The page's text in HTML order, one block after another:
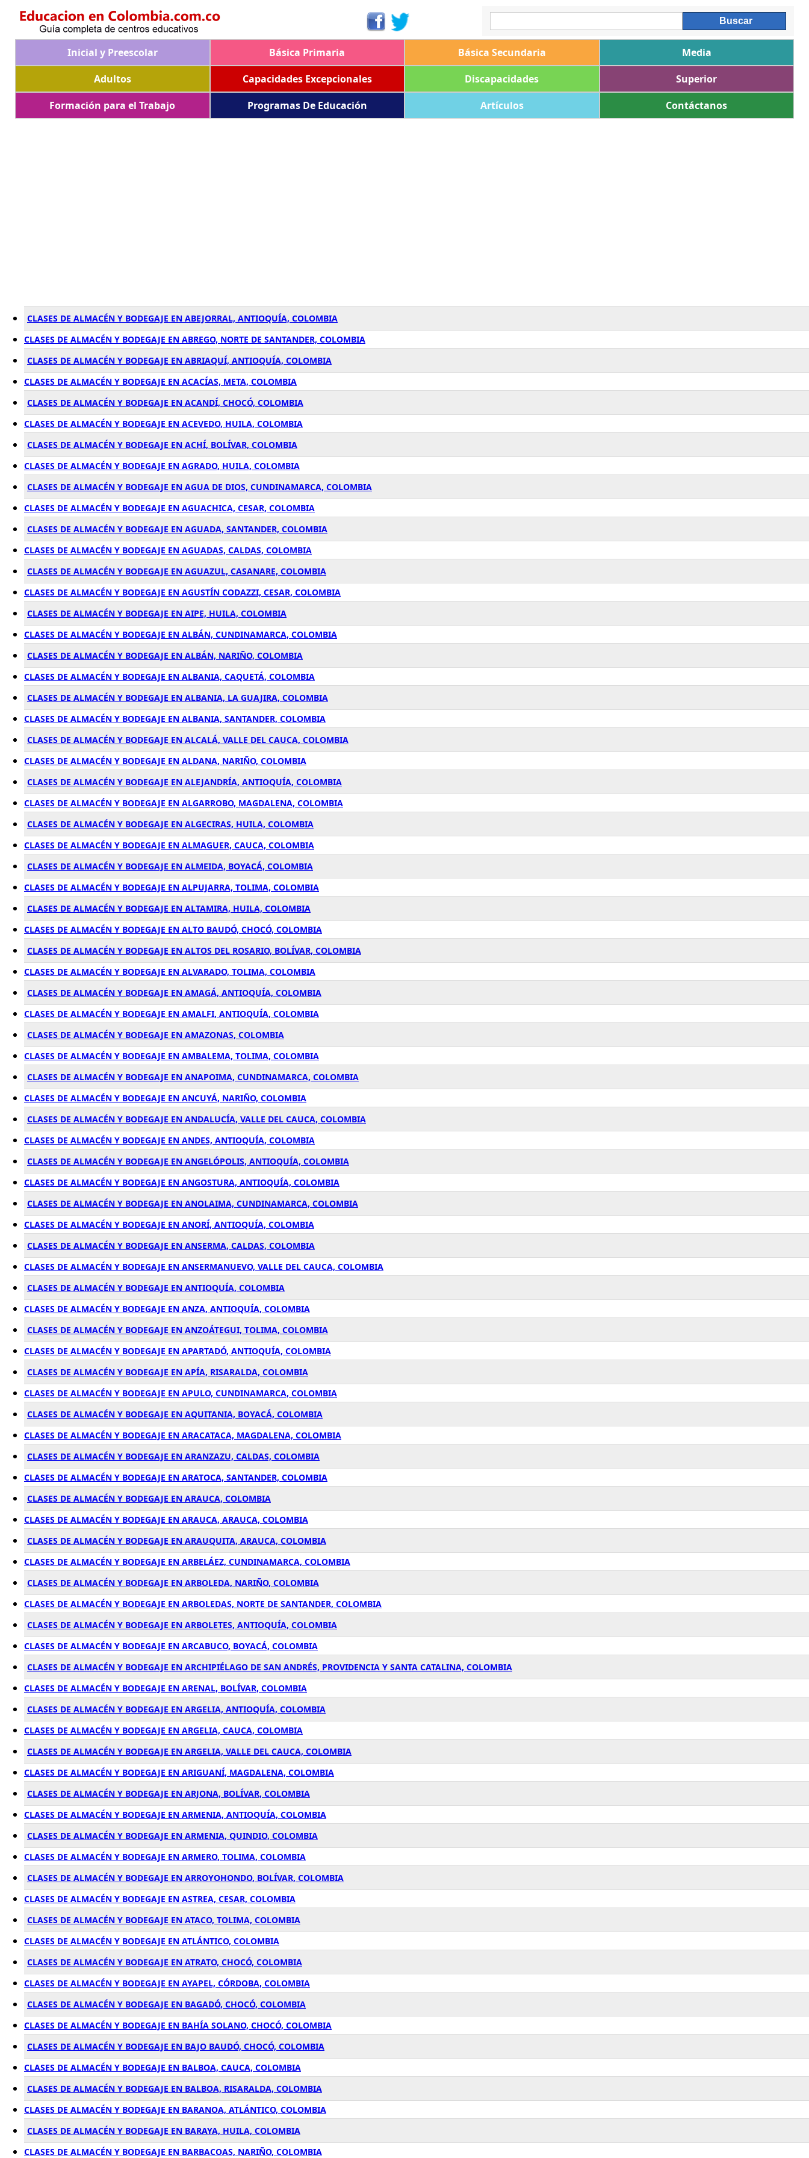
Inicial y Preescolar Básica Primaria Básica Secundaria
Media
Adultos
Capacidades Excepcionales Discapacidades
Superior
Formación para el Trabajo
Programas De Educación Artículos Contáctanos
CLASES DE ALMACÉN Y BODEGAJE EN ABEJORRAL, ANTIOQUÍA, COLOMBIA
CLASES DE ALMACÉN Y BODEGAJE EN ABREGO, NORTE DE SANTANDER, COLOMBIA
CLASES DE ALMACÉN Y BODEGAJE EN ABRIAQUÍ, ANTIOQUÍA, COLOMBIA
CLASES DE ALMACÉN Y BODEGAJE EN ACACÍAS, META, COLOMBIA
CLASES DE ALMACÉN Y BODEGAJE EN ACANDÍ, CHOCÓ, COLOMBIA
CLASES DE ALMACÉN Y BODEGAJE EN ACEVEDO, HUILA, COLOMBIA
CLASES DE ALMACÉN Y BODEGAJE EN ACHÍ, BOLÍVAR, COLOMBIA
CLASES DE ALMACÉN Y BODEGAJE EN AGRADO, HUILA, COLOMBIA
CLASES DE ALMACÉN Y BODEGAJE EN AGUA DE DIOS, CUNDINAMARCA, COLOMBIA
CLASES DE ALMACÉN Y BODEGAJE EN AGUACHICA, CESAR, COLOMBIA
CLASES DE ALMACÉN Y BODEGAJE EN AGUADA, SANTANDER, COLOMBIA
CLASES DE ALMACÉN Y BODEGAJE EN AGUADAS, CALDAS, COLOMBIA
CLASES DE ALMACÉN Y BODEGAJE EN AGUAZUL, CASANARE, COLOMBIA
CLASES DE ALMACÉN Y BODEGAJE EN AGUSTÍN CODAZZI, CESAR, COLOMBIA
CLASES DE ALMACÉN Y BODEGAJE EN AIPE, HUILA, COLOMBIA
CLASES DE ALMACÉN Y BODEGAJE EN ALBÁN, CUNDINAMARCA, COLOMBIA
CLASES DE ALMACÉN Y BODEGAJE EN ALBÁN, NARIÑO, COLOMBIA
CLASES DE ALMACÉN Y BODEGAJE EN ALBANIA, CAQUETÁ, COLOMBIA
CLASES DE ALMACÉN Y BODEGAJE EN ALBANIA, LA GUAJIRA, COLOMBIA
CLASES DE ALMACÉN Y BODEGAJE EN ALBANIA, SANTANDER, COLOMBIA
CLASES DE ALMACÉN Y BODEGAJE EN ALCALÁ, VALLE DEL CAUCA, COLOMBIA
CLASES DE ALMACÉN Y BODEGAJE EN ALDANA, NARIÑO, COLOMBIA
CLASES DE ALMACÉN Y BODEGAJE EN ALEJANDRÍA, ANTIOQUÍA, COLOMBIA
CLASES DE ALMACÉN Y BODEGAJE EN ALGARROBO, MAGDALENA, COLOMBIA
CLASES DE ALMACÉN Y BODEGAJE EN ALGECIRAS, HUILA, COLOMBIA
CLASES DE ALMACÉN Y BODEGAJE EN ALMAGUER, CAUCA, COLOMBIA
CLASES DE ALMACÉN Y BODEGAJE EN ALMEIDA, BOYACÁ, COLOMBIA
CLASES DE ALMACÉN Y BODEGAJE EN ALPUJARRA, TOLIMA, COLOMBIA
CLASES DE ALMACÉN Y BODEGAJE EN ALTAMIRA, HUILA, COLOMBIA
CLASES DE ALMACÉN Y BODEGAJE EN ALTO BAUDÓ, CHOCÓ, COLOMBIA
CLASES DE ALMACÉN Y BODEGAJE EN ALTOS DEL ROSARIO, BOLÍVAR, COLOMBIA
CLASES DE ALMACÉN Y BODEGAJE EN ALVARADO, TOLIMA, COLOMBIA
CLASES DE ALMACÉN Y BODEGAJE EN AMAGÁ, ANTIOQUÍA, COLOMBIA
CLASES DE ALMACÉN Y BODEGAJE EN AMALFI, ANTIOQUÍA, COLOMBIA
CLASES DE ALMACÉN Y BODEGAJE EN AMAZONAS, COLOMBIA
CLASES DE ALMACÉN Y BODEGAJE EN AMBALEMA, TOLIMA, COLOMBIA
CLASES DE ALMACÉN Y BODEGAJE EN ANAPOIMA, CUNDINAMARCA, COLOMBIA
CLASES DE ALMACÉN Y BODEGAJE EN ANCUYÁ, NARIÑO, COLOMBIA
CLASES DE ALMACÉN Y BODEGAJE EN ANDALUCÍA, VALLE DEL CAUCA, COLOMBIA
CLASES DE ALMACÉN Y BODEGAJE EN ANDES, ANTIOQUÍA, COLOMBIA
CLASES DE ALMACÉN Y BODEGAJE EN ANGELÓPOLIS, ANTIOQUÍA, COLOMBIA
CLASES DE ALMACÉN Y BODEGAJE EN ANGOSTURA, ANTIOQUÍA, COLOMBIA
CLASES DE ALMACÉN Y BODEGAJE EN ANOLAIMA, CUNDINAMARCA, COLOMBIA
CLASES DE ALMACÉN Y BODEGAJE EN ANORÍ, ANTIOQUÍA, COLOMBIA
CLASES DE ALMACÉN Y BODEGAJE EN ANSERMA, CALDAS, COLOMBIA
CLASES DE ALMACÉN Y BODEGAJE EN ANSERMANUEVO, VALLE DEL CAUCA, COLOMBIA
CLASES DE ALMACÉN Y BODEGAJE EN ANTIOQUÍA, COLOMBIA
CLASES DE ALMACÉN Y BODEGAJE EN ANZA, ANTIOQUÍA, COLOMBIA
CLASES DE ALMACÉN Y BODEGAJE EN ANZOÁTEGUI, TOLIMA, COLOMBIA
CLASES DE ALMACÉN Y BODEGAJE EN APARTADÓ, ANTIOQUÍA, COLOMBIA
CLASES DE ALMACÉN Y BODEGAJE EN APÍA, RISARALDA, COLOMBIA
CLASES DE ALMACÉN Y BODEGAJE EN APULO, CUNDINAMARCA, COLOMBIA
CLASES DE ALMACÉN Y BODEGAJE EN AQUITANIA, BOYACÁ, COLOMBIA
CLASES DE ALMACÉN Y BODEGAJE EN ARACATACA, MAGDALENA, COLOMBIA
CLASES DE ALMACÉN Y BODEGAJE EN ARANZAZU, CALDAS, COLOMBIA
CLASES DE ALMACÉN Y BODEGAJE EN ARATOCA, SANTANDER, COLOMBIA
CLASES DE ALMACÉN Y BODEGAJE EN ARAUCA, COLOMBIA
CLASES DE ALMACÉN Y BODEGAJE EN ARAUCA, ARAUCA, COLOMBIA
CLASES DE ALMACÉN Y BODEGAJE EN ARAUQUITA, ARAUCA, COLOMBIA
CLASES DE ALMACÉN Y BODEGAJE EN ARBELÁEZ, CUNDINAMARCA, COLOMBIA
CLASES DE ALMACÉN Y BODEGAJE EN ARBOLEDA, NARIÑO, COLOMBIA
CLASES DE ALMACÉN Y BODEGAJE EN ARBOLEDAS, NORTE DE SANTANDER, COLOMBIA
CLASES DE ALMACÉN Y BODEGAJE EN ARBOLETES, ANTIOQUÍA, COLOMBIA
CLASES DE ALMACÉN Y BODEGAJE EN ARCABUCO, BOYACÁ, COLOMBIA
CLASES DE ALMACÉN Y BODEGAJE EN ARCHIPIÉLAGO DE SAN ANDRÉS, PROVIDENCIA Y SANTA CATALINA, COLOMBIA
CLASES DE ALMACÉN Y BODEGAJE EN ARENAL, BOLÍVAR, COLOMBIA
CLASES DE ALMACÉN Y BODEGAJE EN ARGELIA, ANTIOQUÍA, COLOMBIA
CLASES DE ALMACÉN Y BODEGAJE EN ARGELIA, CAUCA, COLOMBIA
CLASES DE ALMACÉN Y BODEGAJE EN ARGELIA, VALLE DEL CAUCA, COLOMBIA
CLASES DE ALMACÉN Y BODEGAJE EN ARIGUANÍ, MAGDALENA, COLOMBIA
CLASES DE ALMACÉN Y BODEGAJE EN ARJONA, BOLÍVAR, COLOMBIA
CLASES DE ALMACÉN Y BODEGAJE EN ARMENIA, ANTIOQUÍA, COLOMBIA
CLASES DE ALMACÉN Y BODEGAJE EN ARMENIA, QUINDIO, COLOMBIA
CLASES DE ALMACÉN Y BODEGAJE EN ARMERO, TOLIMA, COLOMBIA
CLASES DE ALMACÉN Y BODEGAJE EN ARROYOHONDO, BOLÍVAR, COLOMBIA
CLASES DE ALMACÉN Y BODEGAJE EN ASTREA, CESAR, COLOMBIA
CLASES DE ALMACÉN Y BODEGAJE EN ATACO, TOLIMA, COLOMBIA
CLASES DE ALMACÉN Y BODEGAJE EN ATLÁNTICO, COLOMBIA
CLASES DE ALMACÉN Y BODEGAJE EN ATRATO, CHOCÓ, COLOMBIA
CLASES DE ALMACÉN Y BODEGAJE EN AYAPEL, CÓRDOBA, COLOMBIA
CLASES DE ALMACÉN Y BODEGAJE EN BAGADÓ, CHOCÓ, COLOMBIA
CLASES DE ALMACÉN Y BODEGAJE EN BAHÍA SOLANO, CHOCÓ, COLOMBIA
CLASES DE ALMACÉN Y BODEGAJE EN BAJO BAUDÓ, CHOCÓ, COLOMBIA
CLASES DE ALMACÉN Y BODEGAJE EN BALBOA, CAUCA, COLOMBIA
CLASES DE ALMACÉN Y BODEGAJE EN BALBOA, RISARALDA, COLOMBIA
CLASES DE ALMACÉN Y BODEGAJE EN BARANOA, ATLÁNTICO, COLOMBIA
CLASES DE ALMACÉN Y BODEGAJE EN BARAYA, HUILA, COLOMBIA
CLASES DE ALMACÉN Y BODEGAJE EN BARBACOAS, NARIÑO, COLOMBIA